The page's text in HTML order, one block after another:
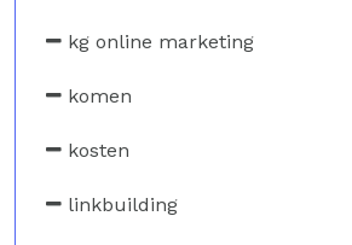
kg online marketing
komen
kosten
linkbuilding